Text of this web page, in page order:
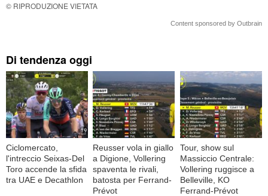
© RIPRODUZIONE VIETATA
Content sponsored by Outbrain
Di tendenza oggi
Ciclomercato,
l'intreccio Seixas-Del
Toro accende la sfida
tra UAE e Decathlon
Reusser vola in giallo
a Digione, Vollering
spaventa le rivali,
batosta per Ferrand-
Prévot
Tour, show sul
Massiccio Centrale:
Vollering ruggisce a
Belleville, KO
Ferrand-Prévot